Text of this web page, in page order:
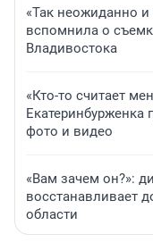
«Так неожиданно
вспомнила о
Владивостока
«Кто-то считает
фото и видео
«Вам зачем он?»:
восстанавливает
области